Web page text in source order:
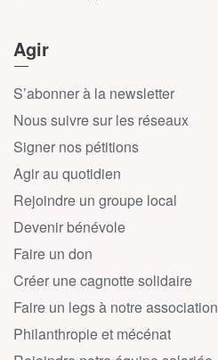
Agir
S’abonner à la newsletter
Nous suivre sur les réseaux
Signer nos pétitions
Agir au quotidien
Rejoindre un groupe local
Devenir bénévole
Faire un don
Créer une cagnotte solidaire
Faire un legs à notre association
Philanthropie et mécénat